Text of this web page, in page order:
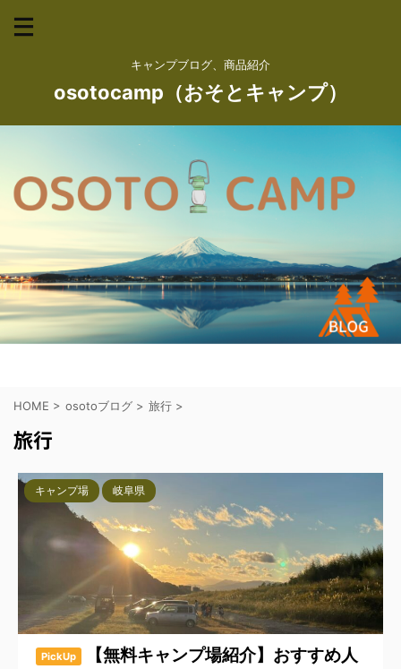
キャンプブログ、商品紹介
osotocamp（おそとキャンプ）
HOME > osotoブログ > 旅行 >
旅行
キャンプ場 岐阜県
PickUp
【無料キャンプ場紹介】おすすめ人